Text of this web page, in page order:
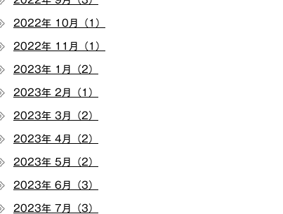
2022年 10月（1）
2022年 11月（1）
2023年 1月（2）
2023年 2月（1）
2023年 3月（2）
2023年 4月（2）
2023年 5月（2）
2023年 6月（3）
2023年 7月（3）